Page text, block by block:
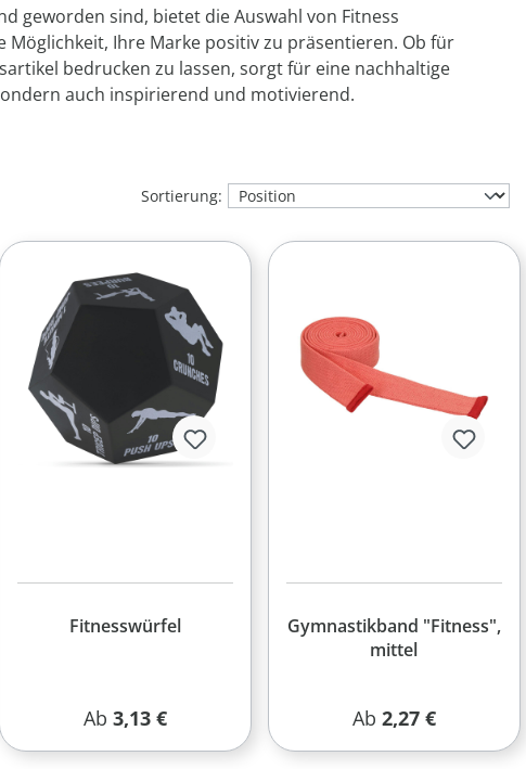
geworden sind, bietet die Auswahl von Fitness
Ihre Marke positiv zu präsentieren. Ob für
bedrucken zu lassen, sorgt für eine nachhaltige
auch inspirierend und motivierend.
Sortierung:
Fitnesswürfel
Regulärer Preis:
Ab 3,13 €
Gymnastikband "Fitness",
mittel
Regulärer Preis:
Ab 2,27 €